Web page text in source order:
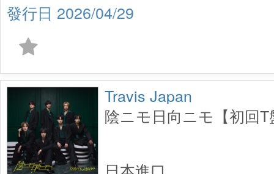
2026/04/29
Travis Japan
陰ニモ日向ニモ【初回